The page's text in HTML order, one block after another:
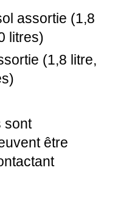
assortie (1,8
litres)
(1,8 litre,
sont
être